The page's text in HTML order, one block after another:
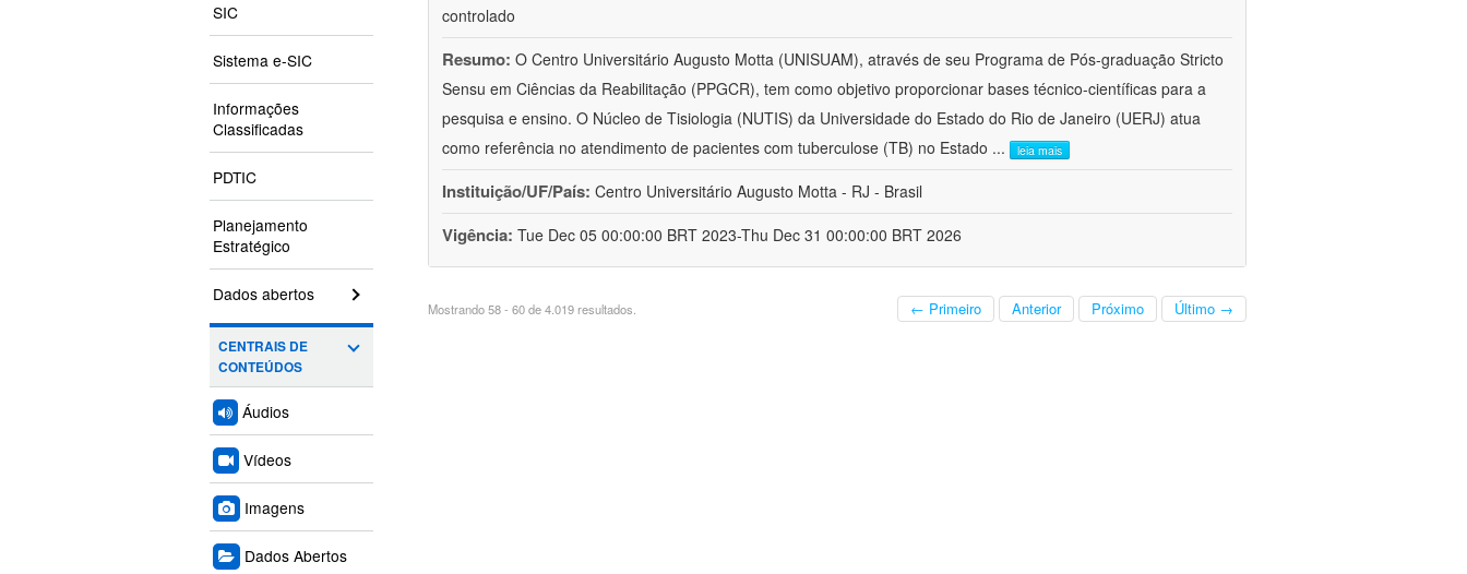
SIC
Sistema e-SIC
Informações
Classificadas
PDTIC
Planejamento
Estratégico
Dados abertos
CENTRAIS DE
CONTEÚDOS
Áudios
Vídeos
Imagens
Dados Abertos
controlado
Resumo: O Centro Universitário Augusto Motta (UNISUAM), através de seu Programa de Pós-graduação Stricto
Sensu em Ciências da Reabilitação (PPGCR), tem como objetivo proporcionar bases técnico-científicas para a
pesquisa e ensino. O Núcleo de Tisiologia (NUTIS) da Universidade do Estado do Rio de Janeiro (UERJ) atua
como referência no atendimento de pacientes com tuberculose (TB) no Estado ... leia mais
Instituição/UF/País: Centro Universitário Augusto Motta - RJ - Brasil
Vigência: Tue Dec 05 00:00:00 BRT 2023-Thu Dec 31 00:00:00 BRT 2026
Mostrando 58 - 60 de 4.019 resultados. ← Primeiro Anterior Próximo Último →